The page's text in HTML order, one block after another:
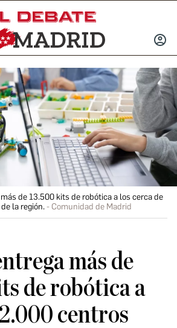
INICIAR
de 13.500 kits de robótica a los cerca de
la región.
Comunidad de Madrid
más de
de robótica a
centros